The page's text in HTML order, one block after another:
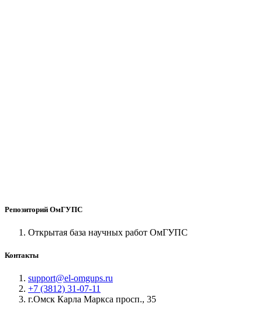
Репозиторий ОмГУПС
Открытая база научных работ ОмГУПС
Контакты
support@el-omgups.ru
+7 (3812) 31-07-11
г.Омск Карла Маркса просп., 35